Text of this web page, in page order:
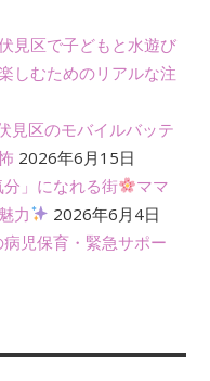
見区で子どもと水遊び
しむためのリアルな注
見区のモバイルバッテ
2026年6月15日
分」になれる街
ママ
力
2026年6月4日
児保育・緊急サポー